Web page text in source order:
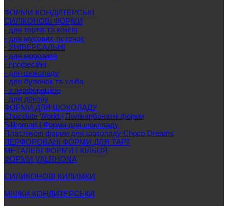
ФОРМИ КОНДИТЕРСЬКІ
СИЛІКОНОВІ ФОРМИ
- для тортів та кексів
- для мусових тістечок
- УНІВЕРСАЛЬНІ
- для морозива
- професійні
- для шоколаду
- для булочок та хліба
- з перфорацією
- для декору
ФОРМИ ДЛЯ ШОКОЛАДУ
Chocolate World | Полікарбонатні форми
Silikomart | Форми для шоколаду
Пластикові форми для шоколаду Choco Dreams
ПЕРФОРОВАНІ ФОРМИ ДЛЯ ТАРТ
МЕТАЛЕВІ ФОРМИ І КІЛЬЦЯ
ФОРМИ VALRHONA
СИЛИКОНОВІ КИЛИМКИ
МІШКИ КОНДИТЕРСЬКИ